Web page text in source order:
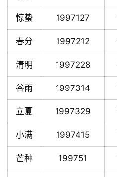
惊蛰 1997127
春分 1997212
清明 1997228
谷雨 1997314
立夏 1997329
小满 1997415
芒种 199751